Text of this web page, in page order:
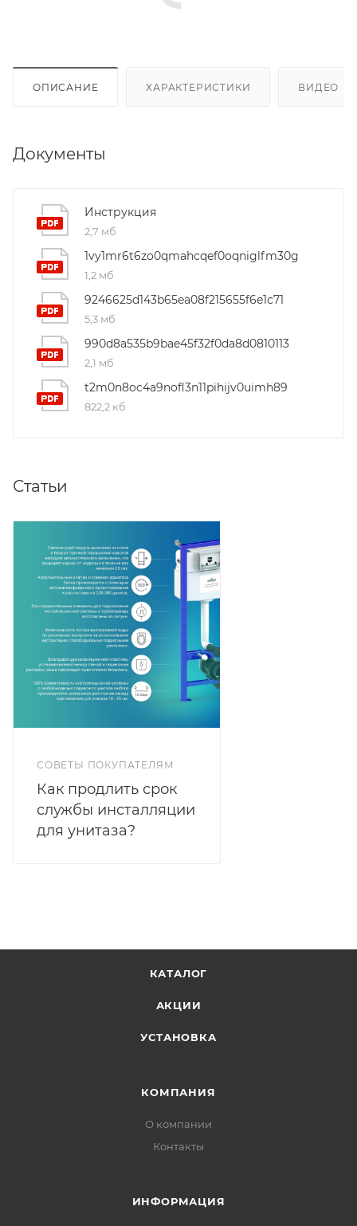
ОПИСАНИЕ ХАРАКТЕРИСТИКИ ВИДЕО
Документы
Инструкция
2,7 мб
1vy1mr6t6zo0qmahcqef0oqniglfm30g
1,2 мб
9246625d143b65ea08f215655f6e1c71
5,3 мб
990d8a535b9bae45f32f0da8d0810113
2,1 мб
t2m0n8oc4a9nofl3n11pihijv0uimh89
822,2 кб
Статьи
СОВЕТЫ ПОКУПАТЕЛЯМ
Как продлить срок
службы инсталляции
для унитаза?
КАТАЛОГ
АКЦИИ
УСТАНОВКА
КОМПАНИЯ
О компании
Контакты
ИНФОРМАЦИЯ